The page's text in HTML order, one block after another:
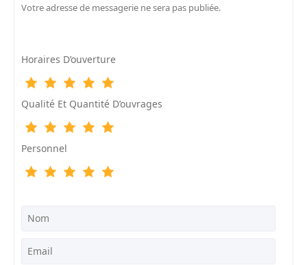
Votre adresse de messagerie ne sera pas publiée.
Horaires D’ouverture
Qualité Et Quantité D’ouvrages
Personnel